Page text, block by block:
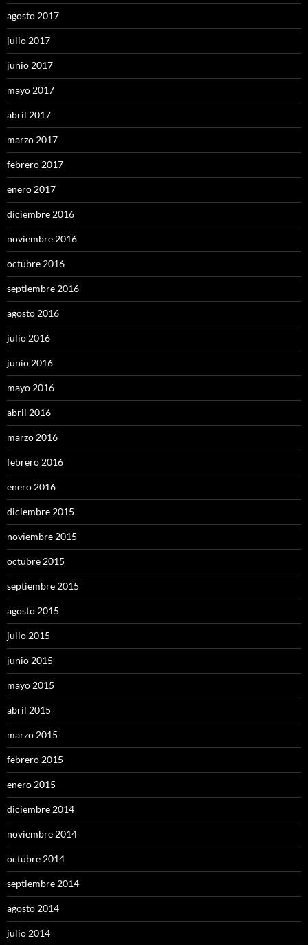
agosto 2017
julio 2017
junio 2017
mayo 2017
abril 2017
marzo 2017
febrero 2017
enero 2017
diciembre 2016
noviembre 2016
octubre 2016
septiembre 2016
agosto 2016
julio 2016
junio 2016
mayo 2016
abril 2016
marzo 2016
febrero 2016
enero 2016
diciembre 2015
noviembre 2015
octubre 2015
septiembre 2015
agosto 2015
julio 2015
junio 2015
mayo 2015
abril 2015
marzo 2015
febrero 2015
enero 2015
diciembre 2014
noviembre 2014
octubre 2014
septiembre 2014
agosto 2014
julio 2014